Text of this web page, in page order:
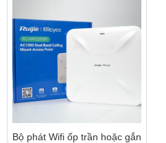
Bộ phát Wifi ốp trần hoặc gắn